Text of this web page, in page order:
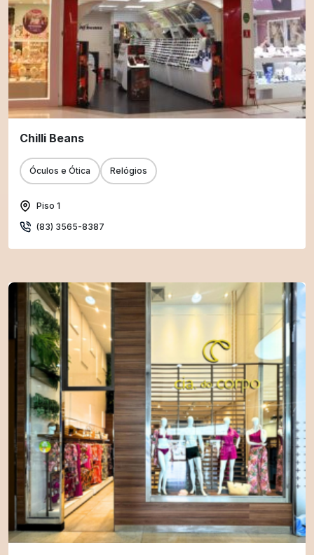
Chilli Beans
Óculos e Ótica Relógios
Piso 1
(83) 3565-8387